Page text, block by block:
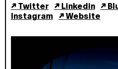
↗ Twitter ↗ Linkedin ↗
Instagram
↗ Website